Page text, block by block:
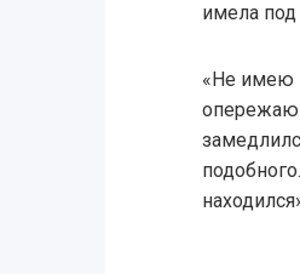
имела под
«Не имею
опережаю